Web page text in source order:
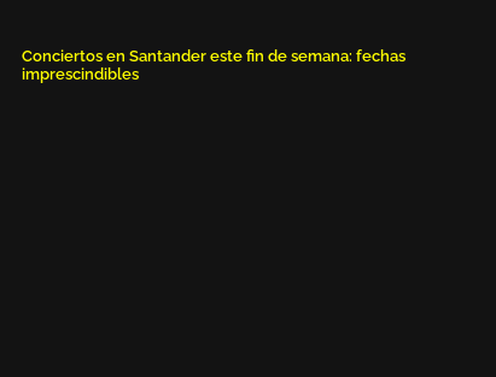
Conciertos en Santander este fin de semana: fechas
imprescindibles